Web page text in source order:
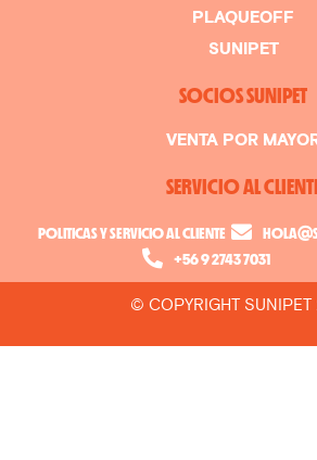
PLAQUEOFF
SUNIPET
SOCIOS SUNIPET
VENTA POR
SERVICIO AL
POLITICAS Y SERVICIO AL CLIENTE
+56 9 2743 7031
© COPYRIGHT